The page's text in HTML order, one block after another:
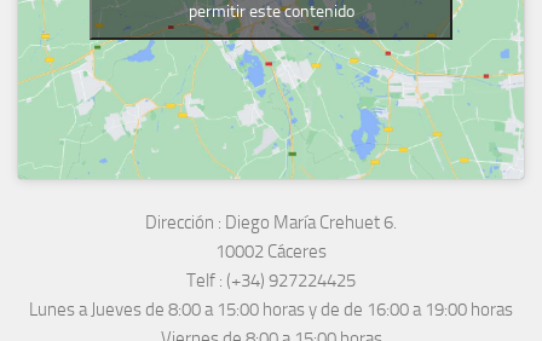
permitir este contenido
Dirección : Diego María Crehuet 6.
10002 Cáceres
Telf : (+34) 927224425
Lunes a Jueves de 8:00 a 15:00 horas y de de 16:00 a 19:00 horas